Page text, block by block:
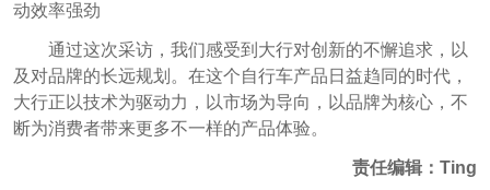
动效率强劲
通过这次采访，我们感受到大行对创新的不懈追求，以
及对品牌的长远规划。在这个自行车产品日益趋同的时代，
大行正以技术为驱动力，以市场为导向，以品牌为核心，不
断为消费者带来更多不一样的产品体验。
责任编辑：Ting